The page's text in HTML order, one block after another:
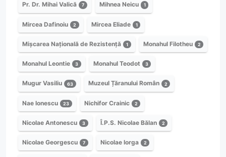
Pr. Dr. Mihai Valică 7 Mihnea Neicu 1
Mircea Dafinoiu 2 Mircea Eliade 1
Mișcarea Națională de Rezistență 1 Monahul Filotheu 2
Monahul Leontie 3 Monahul Teodot 3
Mugur Vasiliu 63 Muzeul Țăranului Român 2
Nae Ionescu 23 Nichifor Crainic 2
Nicolae Antonescu 3 Î.P.S. Nicolae Bălan 2
Nicolae Georgescu 7 Nicolae Iorga 2